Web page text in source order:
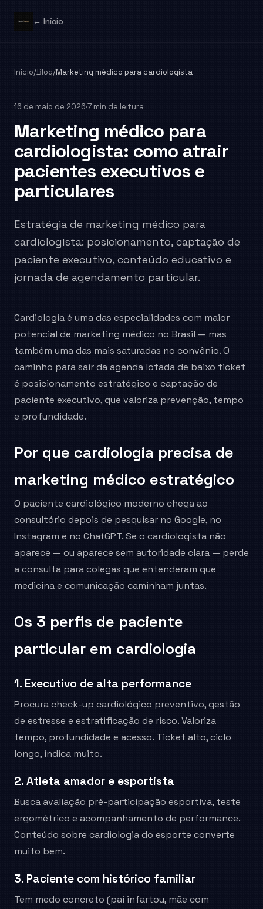
← Início
Início/Blog/Marketing médico para cardiologista
16 de maio de 2026·7 min de leitura
Marketing médico para
cardiologista: como atrair
pacientes executivos e
particulares
Estratégia de marketing médico para
cardiologista: posicionamento, captação de
paciente executivo, conteúdo educativo e
jornada de agendamento particular.
Cardiologia é uma das especialidades com maior
potencial de marketing médico no Brasil — mas
também uma das mais saturadas no convênio. O
caminho para sair da agenda lotada de baixo ticket
é posicionamento estratégico e captação de
paciente executivo, que valoriza prevenção, tempo
e profundidade.
Por que cardiologia precisa de
marketing médico estratégico
O paciente cardiológico moderno chega ao
consultório depois de pesquisar no Google, no
Instagram e no ChatGPT. Se o cardiologista não
aparece — ou aparece sem autoridade clara — perde
a consulta para colegas que entenderam que
medicina e comunicação caminham juntas.
Os 3 perfis de paciente
particular em cardiologia
1. Executivo de alta performance
Procura check-up cardiológico preventivo, gestão
de estresse e estratificação de risco. Valoriza
tempo, profundidade e acesso. Ticket alto, ciclo
longo, indica muito.
2. Atleta amador e esportista
Busca avaliação pré-participação esportiva, teste
ergométrico e acompanhamento de performance.
Conteúdo sobre cardiologia do esporte converte
muito bem.
3. Paciente com histórico familiar
Tem medo concreto (pai infartou, mãe com